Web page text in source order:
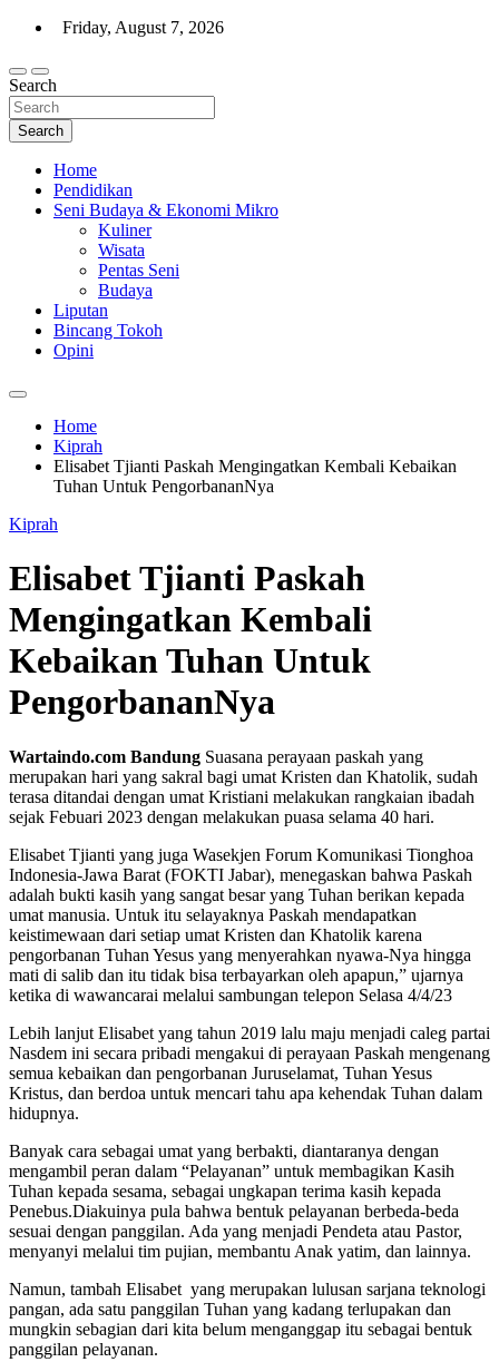
Skip
content
Friday, August 7, 2026
Warta Indo
Search
Search
Home
Pendidikan
Seni Budaya & Ekonomi Mikro
Kuliner
Wisata
Pentas Seni
Budaya
Liputan
Bincang Tokoh
Opini
Home
Kiprah
Elisabet Tjianti Paskah Mengingatkan Kembali Kebaikan
Tuhan Untuk PengorbananNya
Kiprah
Elisabet Tjianti Paskah
Mengingatkan Kembali
Kebaikan Tuhan Untuk
PengorbananNya
Wartaindo.com Bandung Suasana perayaan paskah yang
merupakan hari yang sakral bagi umat Kristen dan Khatolik, sudah
terasa ditandai dengan umat Kristiani melakukan rangkaian ibadah
sejak Febuari 2023 dengan melakukan puasa selama 40 hari.
Elisabet Tjianti yang juga Wasekjen Forum Komunikasi Tionghoa
Indonesia-Jawa Barat (FOKTI Jabar), menegaskan bahwa Paskah
adalah bukti kasih yang sangat besar yang Tuhan berikan kepada
umat manusia. Untuk itu selayaknya Paskah mendapatkan
keistimewaan dari setiap umat Kristen dan Khatolik karena
pengorbanan Tuhan Yesus yang menyerahkan nyawa-Nya hingga
mati di salib dan itu tidak bisa terbayarkan oleh apapun,” ujarnya
ketika di wawancarai melalui sambungan telepon Selasa 4/4/23
Lebih lanjut Elisabet yang tahun 2019 lalu maju menjadi caleg partai
Nasdem ini secara pribadi mengakui di perayaan Paskah mengenang
semua kebaikan dan pengorbanan Juruselamat, Tuhan Yesus
Kristus, dan berdoa untuk mencari tahu apa kehendak Tuhan dalam
hidupnya.
Banyak cara sebagai umat yang berbakti, diantaranya dengan
mengambil peran dalam “Pelayanan” untuk membagikan Kasih
Tuhan kepada sesama, sebagai ungkapan terima kasih kepada
Penebus.Diakuinya pula bahwa bentuk pelayanan berbeda-beda
sesuai dengan panggilan. Ada yang menjadi Pendeta atau Pastor,
menyanyi melalui tim pujian, membantu Anak yatim, dan lainnya.
Namun, tambah Elisabet yang merupakan lulusan sarjana teknologi
pangan, ada satu panggilan Tuhan yang kadang terlupakan dan
mungkin sebagian dari kita belum menganggap itu sebagai bentuk
panggilan pelayanan.